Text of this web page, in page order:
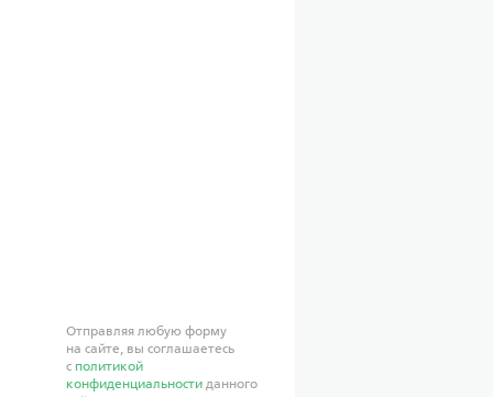
Отправляя любую форму
на сайте, вы соглашаетесь
с политикой
конфиденциальности данного